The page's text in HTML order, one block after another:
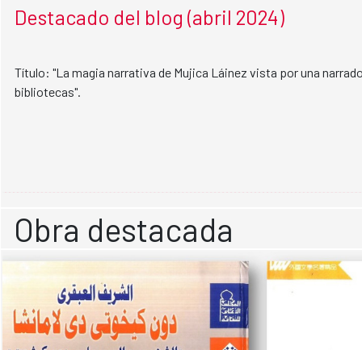
Destacado del blog (abril 2024)
Título: "La magia narrativa de Mujica Láinez vista por una
bibliotecas".
Obra destacada